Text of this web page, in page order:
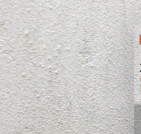
Aller au contenu principal